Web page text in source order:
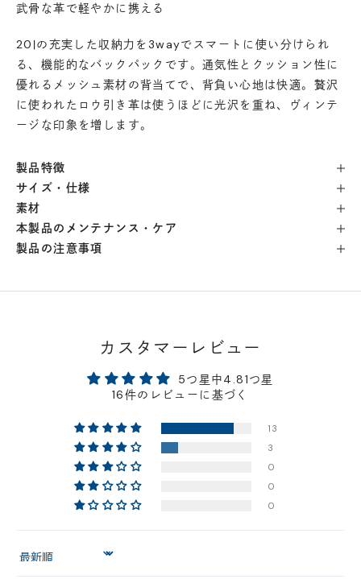
丸の内店- 在庫 -△
渋谷店- 在庫 -△
六本木店 - 在庫 -△
自由が丘店
横浜店- 在庫 -
軽井澤工房店- 在庫 -△
- 在庫 - △
- 在庫 -△
- 在庫 -△
- 在庫 -△
福岡店- 在庫 -△
店舗に在庫がある場合、お支払金額が合計300,000
武骨な革で軽やかに携える
20ℓの充実した収納力を3wayでスマートに使い分けられ
る、機能的なバックパックです。通気性とクッション性に
優れるメッシュ素材の背当てで、背負い心地は快適。贅沢
に使われたロウ引き革は使うほどに光沢を重ね、ヴィンテ
ージな印象を増します。
製品特徴
サイズ・仕様
素材
本製品のメンテナンス・ケア
製品の注意事項
カスタマーレビュー
5つ星中4.81つ星
16件のレビューに基づく
13
3
0
0
0
Sort by